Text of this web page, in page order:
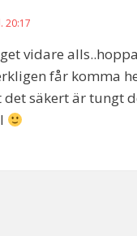
20:17
vidare
får komma
säkert är tungt